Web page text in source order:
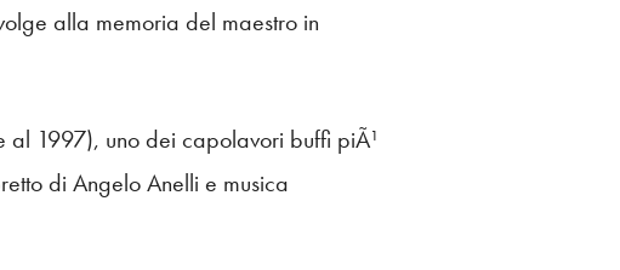
alla memoria del maestro in
al 1997), uno dei capolavori buffi piÃ¹
di Angelo Anelli e musica